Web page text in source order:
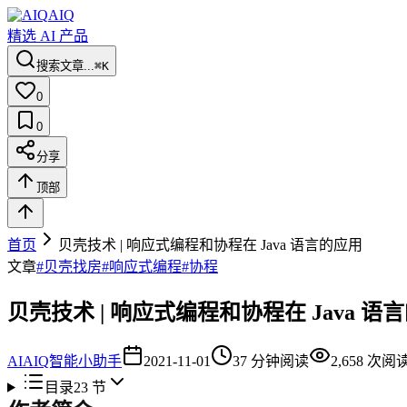
AIQ
精选 AI 产品
搜索文章...⌘K
0
0
分享
顶部
首页
贝壳技术 | 响应式编程和协程在 Java 语言的应用
文章#贝壳找房#响应式编程#协程
贝壳技术 | 响应式编程和协程在 Java 语
AIAIQ智能小助手 2021-11-01 37 分钟阅读 2,658 次阅
目录23节